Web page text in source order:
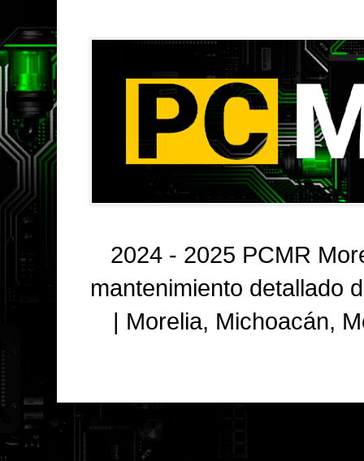
2024 - 2025 PCMR
mantenimiento detallado
| Morelia, Michoacán,